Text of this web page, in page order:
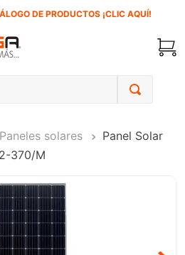
DE PRODUCTOS ¡CLIC AQUÍ!
Paneles solares
Panel Solar
370/M
1.
carbones
inversora
3.
interruptor
4.
sierra sable
5.
sierra cinta